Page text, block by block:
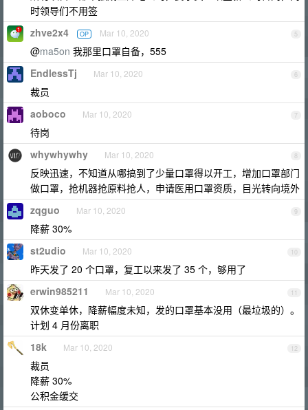
时领导们不用签
5
zhve2x4 OP Mar 10, 2020
@ma5on 我那里口罩自备，555
6
EndlessTj Mar 10, 2020
裁员
7
aoboco Mar 10, 2020
待岗
8
whywhywhy Mar 10, 2020
反映迅速，不知道从哪搞到了少量口罩得以开工，增加口罩部门
做口罩，抢机器抢原料抢人，申请医用口罩资质，目光转向境外
9
zqguo Mar 10, 2020
降薪 30%
10
st2udio Mar 10, 2020
昨天发了 20 个口罩，复工以来发了 35 个，够用了
11
erwin985211 Mar 10, 2020
双休变单休，降薪幅度未知，发的口罩基本没用（最垃圾的）。
计划 4 月份离职
12
18k Mar 10, 2020
裁员
降薪 30%
公积金缓交